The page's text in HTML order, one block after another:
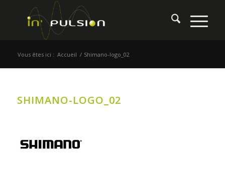
Vous êtes ici : Accueil / Shimano-logo_02
SHIMANO-LOGO_02